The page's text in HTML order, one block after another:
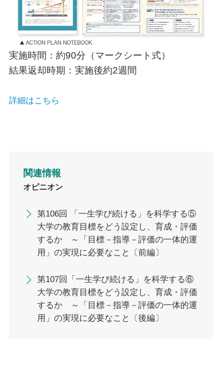
実施時間：約90分（マークシート式）
結果返却時期：実施後約2週間
詳細はこちら
関連情報
オピニオン
第106回 「一生学び続ける」を科学する⑤
大学の教育目標をどう設定し、育成・評価
するか ～「目標－指導－評価の一体的運
用」の実現に必要なこと〔前編〕
第107回「一生学び続ける」を科学する⑥
大学の教育目標をどう設定し、育成・評価
するか ～「目標－指導－評価の一体的運
用」の実現に必要なこと〔後編〕